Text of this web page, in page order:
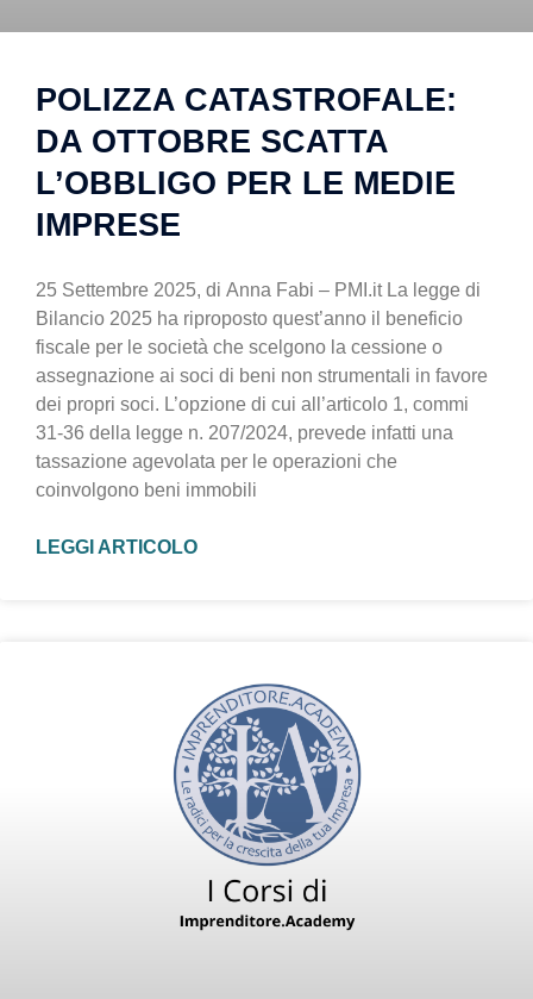
POLIZZA CATASTROFALE:
DA OTTOBRE SCATTA
L’OBBLIGO PER LE MEDIE
IMPRESE
25 Settembre 2025, di Anna Fabi – PMI.it La legge di
Bilancio 2025 ha riproposto quest’anno il beneficio
fiscale per le società che scelgono la cessione o
assegnazione ai soci di beni non strumentali in favore
dei propri soci. L’opzione di cui all’articolo 1, commi
31-36 della legge n. 207/2024, prevede infatti una
tassazione agevolata per le operazioni che
coinvolgono beni immobili
LEGGI ARTICOLO